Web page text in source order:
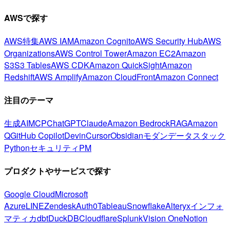
AWSで探す
AWS特集AWS IAMAmazon CognitoAWS Security HubAWS
OrganizationsAWS Control TowerAmazon EC2Amazon
S3S3 TablesAWS CDKAmazon QuickSightAmazon
RedshiftAWS AmplifyAmazon CloudFrontAmazon Connect
注目のテーマ
生成AIMCPChatGPTClaudeAmazon BedrockRAGAmazon
QGitHub CopilotDevinCursorObsidianモダンデータスタック
PythonセキュリティPM
プロダクトやサービスで探す
Google CloudMicrosoft
AzureLINEZendeskAuth0TableauSnowflakeAlteryxインフォ
マティカdbtDuckDBCloudflareSplunkVision OneNotion